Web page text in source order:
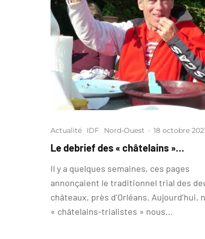
Actualité IDF Nord-Ouest · 18 octobre
Le debrief des « châtelains »…
Il y a quelques semaines, ces pages
annonçaient le traditionnel trial des
châteaux, près d’Orléans. Aujourd’hui,
« châtelains-trialistes » nous...